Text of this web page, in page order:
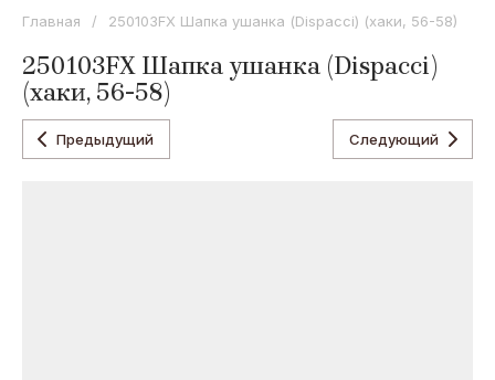
Odyssey
Коллекция
Oxygon
Flamenco
Главная / 250103FX Шапка ушанка (Dispacci) (хаки, 56-58)
250103FX Шапка ушанка (Dispacci)
(хаки, 56-58)
Предыдущий Следующий